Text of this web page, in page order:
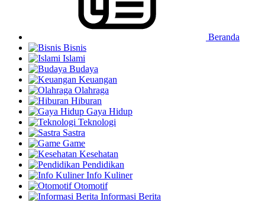
Beranda
Bisnis
Islami
Budaya
Keuangan
Olahraga
Hiburan
Gaya Hidup
Teknologi
Sastra
Game
Kesehatan
Pendidikan
Info Kuliner
Otomotif
Informasi Berita